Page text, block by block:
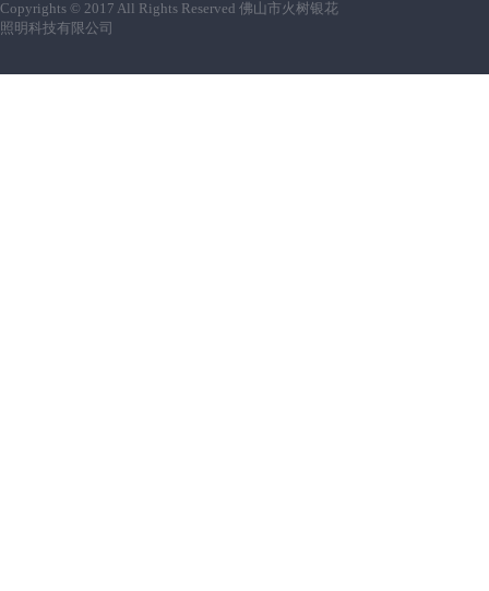
Copyrights © 2017 All Rights Reserved 佛山市火树银花
照明科技有限公司